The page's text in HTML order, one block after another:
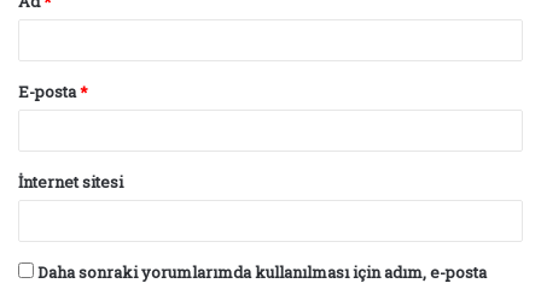
E-posta*
İnternet sitesi
Daha sonraki yorumlarımda kullanılması için adım, e-posta